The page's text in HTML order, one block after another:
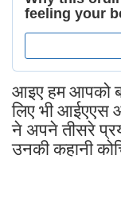
आइए हम आपको
लिए भी आईएएस
ने अपने तीसरे
उनकी कहानी